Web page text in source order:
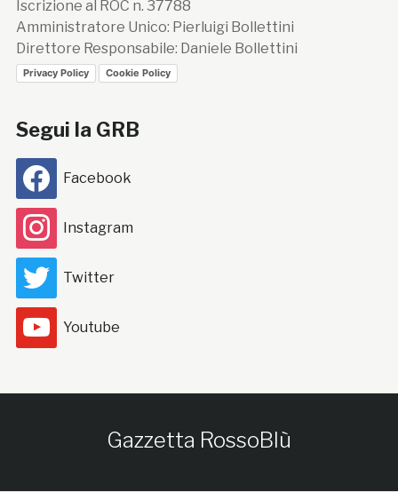
Iscrizione al ROC n. 37788
Amministratore Unico: Pierluigi Bollettini
Direttore Responsabile: Daniele Bollettini
Privacy Policy Cookie Policy
Segui la GRB
Facebook
Instagram
Twitter
Youtube
Gazzetta RossoBlù